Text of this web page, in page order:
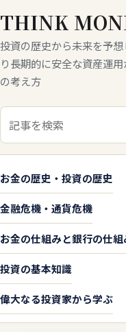
THINK
投資の歴史から未来を予
り長期的に安全な資産運
の考え方
検索キーワード
お金の歴史・投資の歴史
金融危機・通貨危機
お金の仕組みと銀行の仕組
投資の基本知識
偉大なる投資家から学ぶ